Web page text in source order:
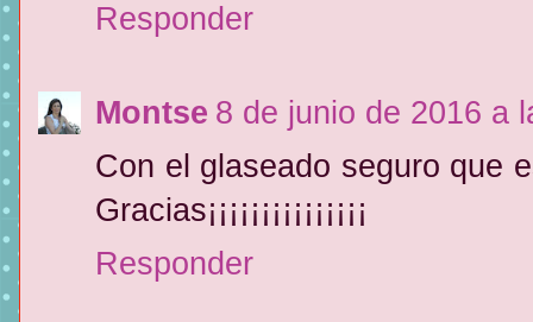
Responder
Montse 8 de junio de 2016 a
Con el glaseado seguro que
Gracias¡¡¡¡¡¡¡¡¡¡¡¡¡¡¡
Responder